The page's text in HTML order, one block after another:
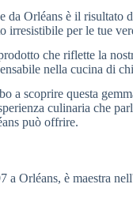
da Orléans è il
irresistibile per le tue
che riflette la
nella cucina di
a scoprire questa
culinaria che
può offrire.
a Orléans, è maestra